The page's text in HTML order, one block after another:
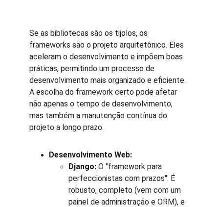
Se as bibliotecas são os tijolos, os
frameworks são o projeto arquitetônico. Eles
aceleram o desenvolvimento e impõem boas
práticas, permitindo um processo de
desenvolvimento mais organizado e eficiente.
A escolha do framework certo pode afetar
não apenas o tempo de desenvolvimento,
mas também a manutenção contínua do
projeto a longo prazo.
Desenvolvimento Web:
Django: O "framework para
perfeccionistas com prazos". É
robusto, completo (vem com um
painel de administração e ORM), e